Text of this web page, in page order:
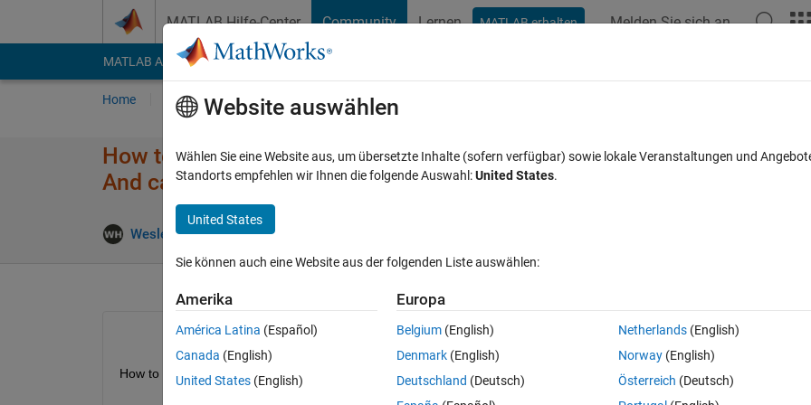
MATLAB Hilfe-Center Community Lernen MATLAB erhalten Melden Sie sich an
MATLAB Answers File Exchange Cody
Home Fragen Antworten Durchsuchen
How to perform high-precision fitting of points on unknown
And calculate the fitting coefficient.
Wesley 30 Dez. 2020
0 Stimmen
How to perform high-precision fitting of points on unknown trajectories? And calculate the fitting coefficient.
Website auswählen
Wählen Sie eine Website aus, um übersetzte Inhalte (sofern verfügbar) sowie lokale Veranstaltungen und
Standorts empfehlen wir Ihnen die folgende Auswahl:United States.
United States
Sie können auch eine Website aus der folgenden Liste auswählen:
Amerika
América Latina (Español)
Canada (English)
United States (English)
Europa
Belgium (English)
Denmark (English)
Deutschland (Deutsch)
Netherlands(English)
Norway(English)
Österreich (Deutsch)